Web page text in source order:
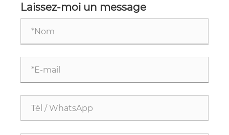
Laissez-moi un message